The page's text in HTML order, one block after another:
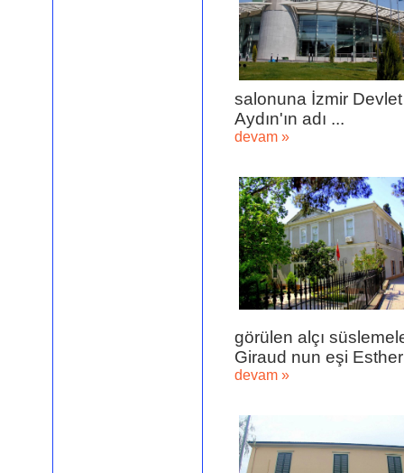
salonuna İzmir
Aydın'ın adı ...
devam »
görülen alçı
Giraud nun eşi
devam »